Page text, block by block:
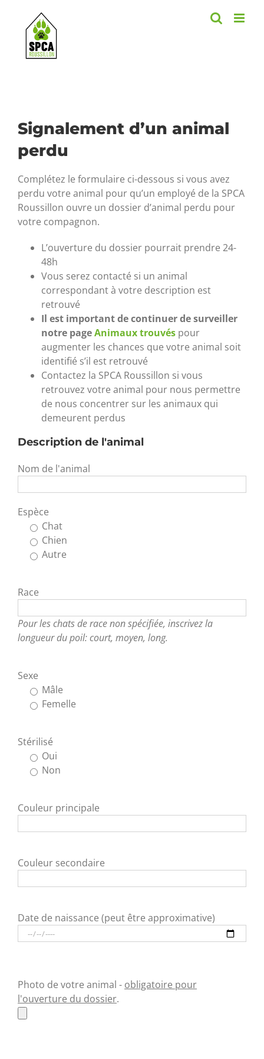
content
Signalement d’un animal
perdu
Complétez le formulaire ci-dessous si vous avez
perdu votre animal pour qu’un employé de la SPCA
Roussillon ouvre un dossier d’animal perdu pour
votre compagnon.
L’ouverture du dossier pourrait prendre 24-
48h
Vous serez contacté si un animal
correspondant à votre description est
retrouvé
Il est important de continuer de surveiller
notre pageAnimaux trouvés pour
augmenter les chances que votre animal soit
identifié s’il est retrouvé
Contactez la SPCA Roussillon si vous
retrouvez votre animal pour nous permettre
de nous concentrer sur les animaux qui
demeurent perdus
Description de l'animal
Nom de l'animal
Espèce
Chat
Chien
Autre
Race
Pour les chats de race non spécifiée, inscrivez la
longueur du poil: court, moyen, long.
Sexe
Mâle
Femelle
Stérilisé
Oui
Non
Couleur principale
Couleur secondaire
Date de naissance (peut être approximative)
Photo de votre animal - obligatoire pour
l'ouverture du dossier.